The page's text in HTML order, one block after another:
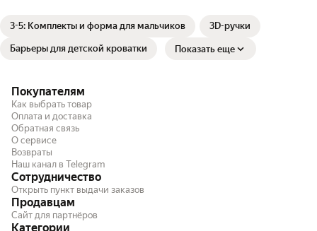
3-5: Комплекты и форма для мальчиков 3D-ручки
Барьеры для детской кроватки Показать еще
Покупателям
Как выбрать товар
Оплата и доставка
Обратная связь
О сервисе
Возвраты
Наш канал в Telegram
Сотрудничество
Открыть пункт выдачи заказов
Продавцам
Сайт для партнёров
Категории